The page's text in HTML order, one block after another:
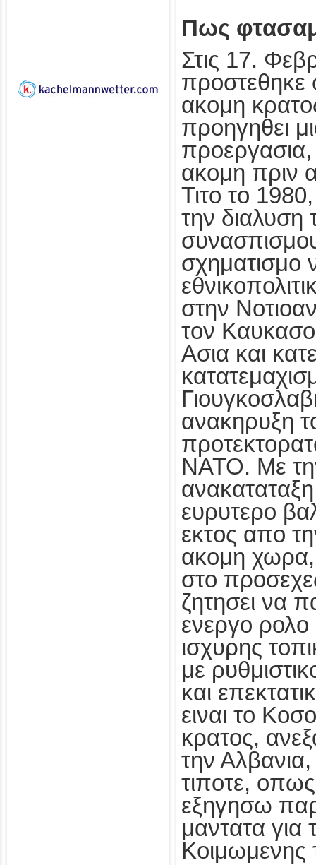
Πως
Στις 17.
ακομη
προηγηθει
ακομη πριν
Τιτο το
την διαλυση
σχηματισμο
στην
τον Καυκασο
Ασια και
ανακηρυξη
ΝΑΤΟ. Με
ευρυτερο
εκτος απο
ακομη
στο
ζητησει να
ενεργο ρολο
ισχυρης
με
και
ειναι το
κρατος,
την
τιποτε,
εξηγησω
μαντατα για